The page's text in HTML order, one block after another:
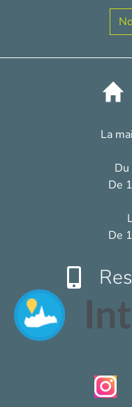
La
De
De